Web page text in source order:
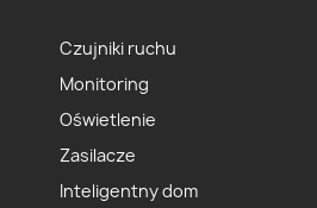
Czujniki ruchu
Monitoring
Oświetlenie
Zasilacze
Inteligentny dom